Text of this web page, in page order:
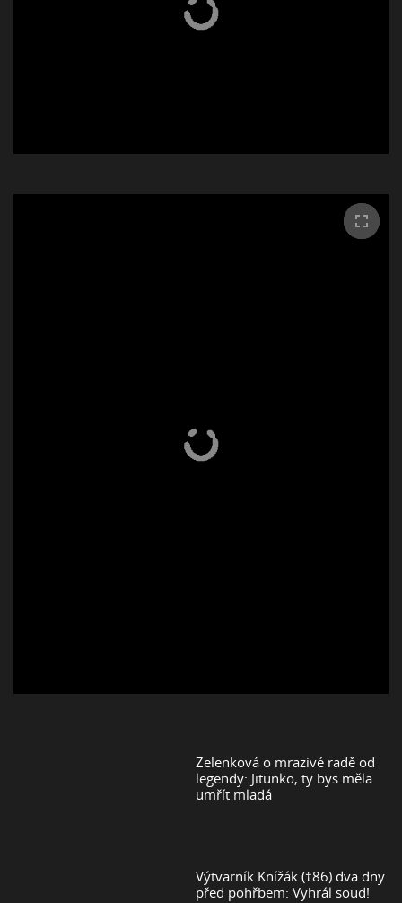
Zelenková o mrazivé radě od
legendy: Jitunko, ty bys měla
umřít mladá
Výtvarník Knížák (†86) dva dny
před pohřbem: Vyhrál soud!